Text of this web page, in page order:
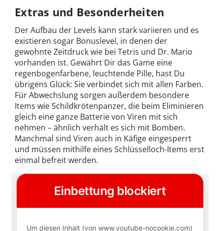
Extras und Besonderheiten
Der Aufbau der Levels kann stark variieren und es
existieren sogar Bonuslevel, in denen der
gewohnte Zeitdruck wie bei Tetris und Dr. Mario
vorhanden ist. Gewährt Dir das Game eine
regenbogenfarbene, leuchtende Pille, hast Du
übrigens Glück: Sie verbindet sich mit allen Farben.
Für Abwechslung sorgen außerdem besondere
Items wie Schildkrötenpanzer, die beim Eliminieren
gleich eine ganze Batterie von Viren mit sich
nehmen – ähnlich verhält es sich mit Bomben.
Manchmal sind Viren auch in Käfige eingesperrt
und müssen mithilfe eines Schlüsselloch-Items erst
einmal befreit werden.